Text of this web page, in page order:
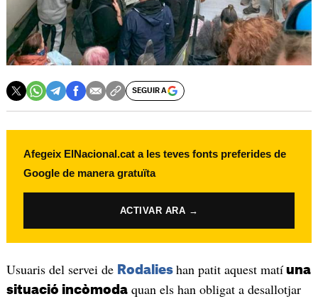
SEGUIR A
Afegeix ElNacional.cat a les teves fonts preferides de
Google de manera gratuïta
ACTIVAR ARA →
Usuaris del servei de Rodalies han patit aquest matíuna
situació incòmodaquan els han obligat a desallotjar